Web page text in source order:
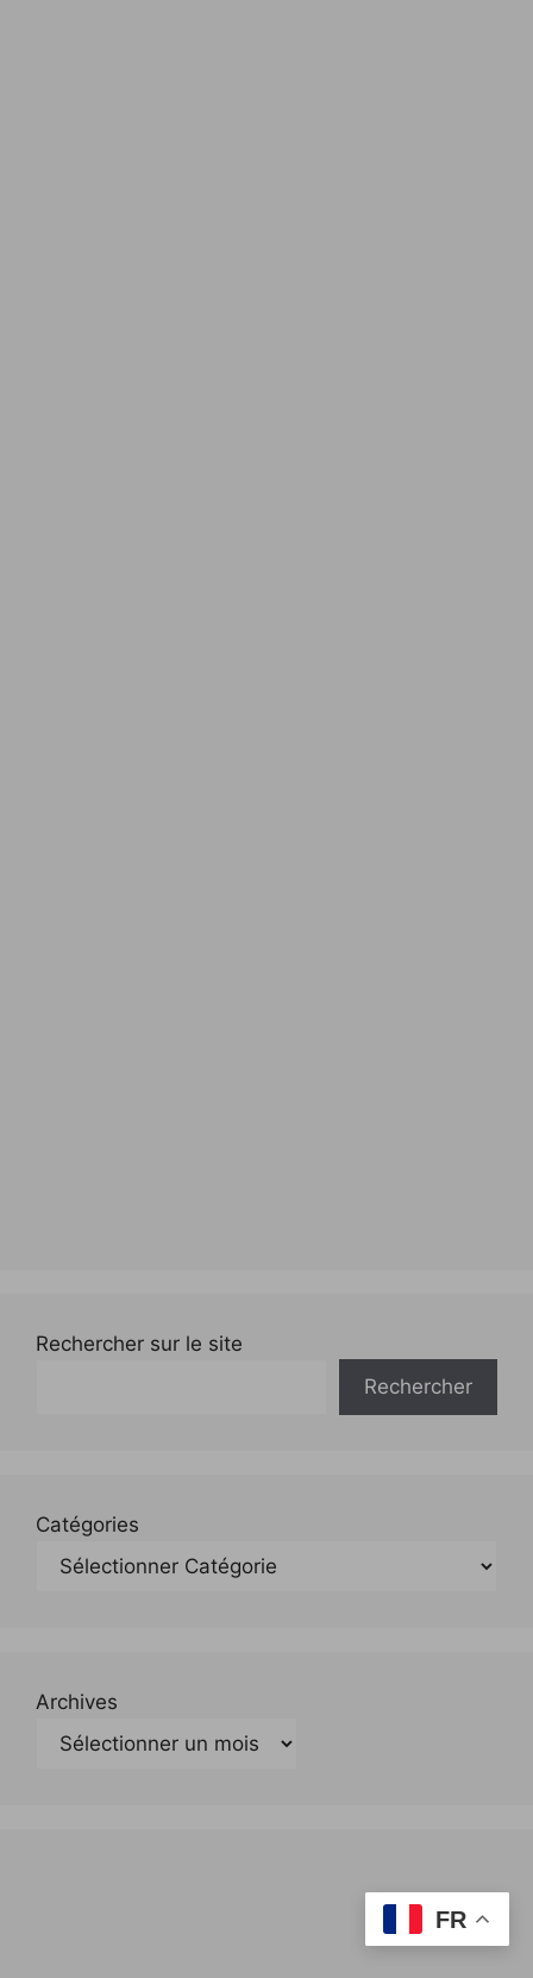
Rechercher sur le site
Rechercher
Catégories
Archives
FR